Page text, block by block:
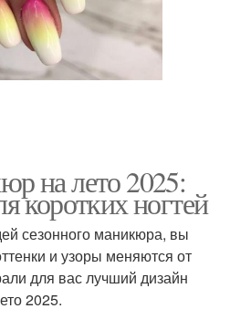
на лето 2025:
коротких ногтей
сезонного маникюра, вы
и узоры меняются от
для вас лучший дизайн
2025.